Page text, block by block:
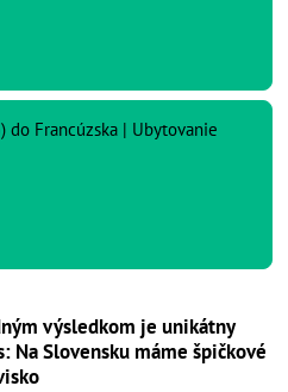
do Francúzska | Ubytovanie
výsledkom je unikátny
Na Slovensku máme špičkové